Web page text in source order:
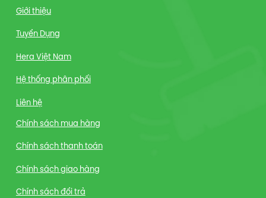
Giới thiệu
Tuyển Dụng
Hera Việt Nam
Hệ thống phân phối
Liên hệ
Chính sách mua hàng
Chính sách thanh toán
Chính sách giao hàng
Chính sách đổi trả